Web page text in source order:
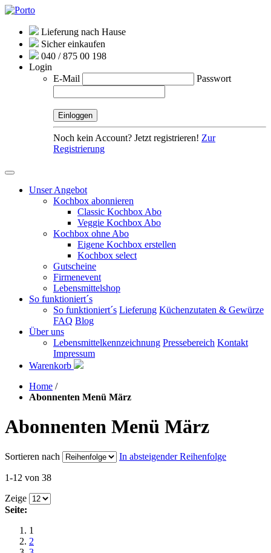
Lieferung nach Hause
Sicher einkaufen
040 / 875 00 198
Login
E-Mail
Passwort
Noch kein Account? Jetzt registrieren! Zur
Registrierung
Unser Angebot
Kochbox abonnieren
Classic Kochbox Abo
Veggie Kochbox Abo
Kochbox ohne Abo
Eigene Kochbox erstellen
Kochbox select
Gutscheine
Firmenevent
Lebensmittelshop
So funktioniert´s
So funktioniert´s Lieferung Küchenzutaten & Gewürze
FAQ Blog
Über uns
Lebensmittelkennzeichnung Pressebereich Kontakt
Impressum
Warenkorb
Home /
Abonnenten Menü März
Abonnenten Menü März
Sortieren nach In absteigender Reihenfolge
1-12 von 38
Zeige
Seite:
1
2